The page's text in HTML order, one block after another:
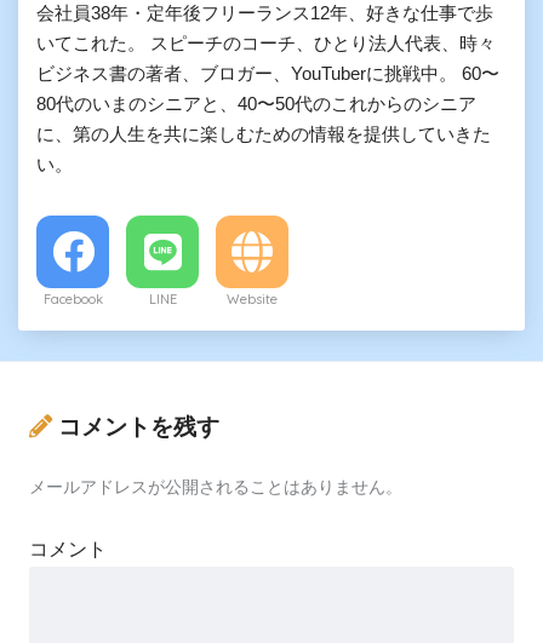
会社員38年・定年後フリーランス12年、好きな仕事で歩
いてこれた。 スピーチのコーチ、ひとり法人代表、時々
ビジネス書の著者、ブロガー、YouTuberに挑戦中。 60〜
80代のいまのシニアと、40〜50代のこれからのシニア
に、第の人生を共に楽しむための情報を提供していきた
い。
Facebook LINE Website
コメントを残す
メールアドレスが公開されることはありません。
コメント